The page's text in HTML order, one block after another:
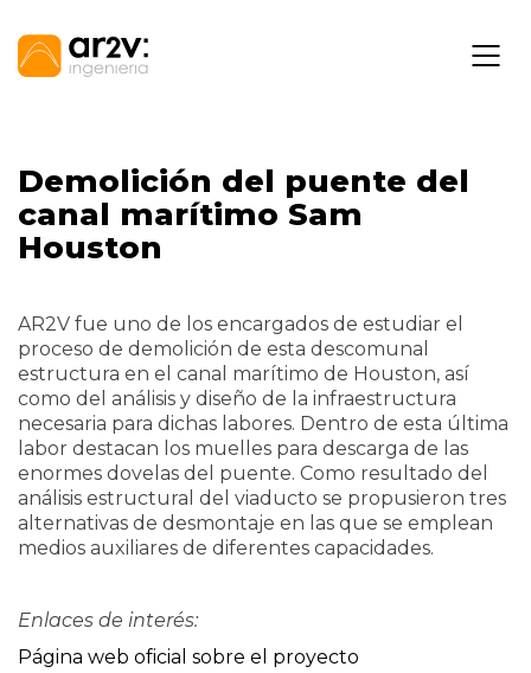
Demolición del puente del
canal marítimo Sam
Houston
AR2V fue uno de los encargados de estudiar el
proceso de demolición de esta descomunal
estructura en el canal marítimo de Houston, así
como del análisis y diseño de la infraestructura
necesaria para dichas labores. Dentro de esta última
labor destacan los muelles para descarga de las
enormes dovelas del puente. Como resultado del
análisis estructural del viaducto se propusieron tres
alternativas de desmontaje en las que se emplean
medios auxiliares de diferentes capacidades.
Enlaces de interés:
Página web oficial sobre el proyecto